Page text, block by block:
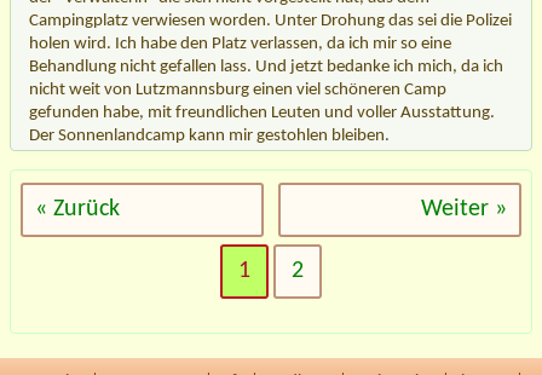
Campingplatz verwiesen worden. Unter Drohung das sei die Polizei
holen wird. Ich habe den Platz verlassen, da ich mir so eine
Behandlung nicht gefallen lass. Und jetzt bedanke ich mich, da ich
nicht weit von Lutzmannsburg einen viel schöneren Camp
gefunden habe, mit freundlichen Leuten und voller Ausstattung.
Der Sonnenlandcamp kann mir gestohlen bleiben.
« Zurück Weiter »
1 2